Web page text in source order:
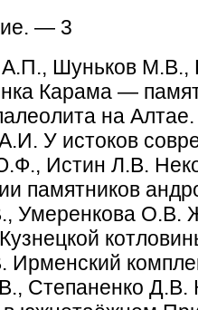
— 3
А.П., Шуньков М.В.,
Карама —
на
У истоков
Истин Л.В.
памятников
Умеренкова О.В.
Ирменский
Степаненко